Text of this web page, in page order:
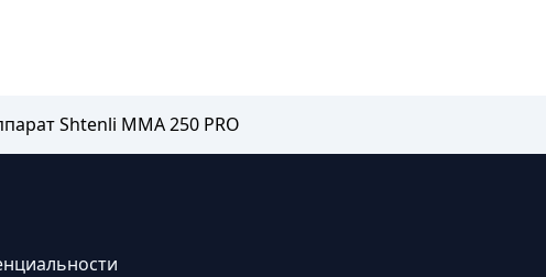
Shtenli ММА 250 PRO